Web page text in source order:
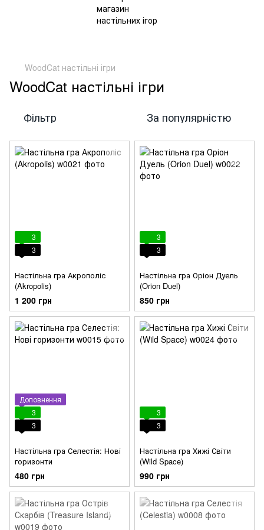
WoodCat настільні ігри
WoodCat настільні ігри
Фільтр За популярністю
3
3
Настільна гра Акрополіс
(Akropolis)
1 200 грн
3
3
Настільна гра Оріон Дуель
(Orion Duel)
850 грн
Доповнення
3
3
Настільна гра Селестія: Нові
горизонти
480 грн
3
3
Настільна гра Хижі Світи
(Wild Space)
990 грн